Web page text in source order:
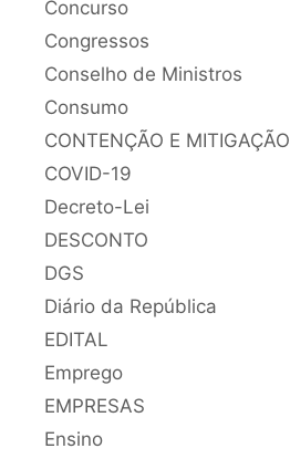
Concurso
Congressos
Conselho de Ministros
Consumo
CONTENÇÃO E MITIGAÇÃO
COVID-19
Decreto-Lei
DESCONTO
DGS
Diário da República
EDITAL
Emprego
EMPRESAS
Ensino